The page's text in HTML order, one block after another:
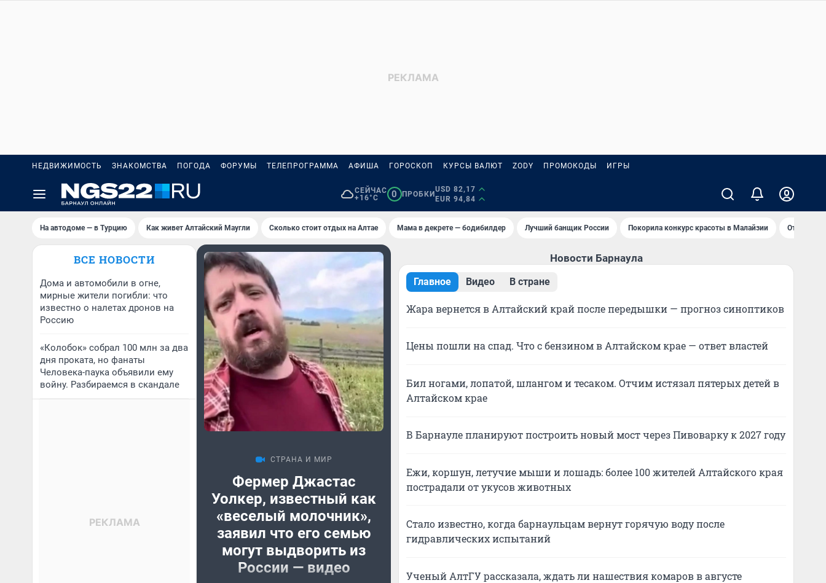
НЕДВИЖИМОСТЬ ЗНАКОМСТВА ПОГОДА ФОРУМЫ ТЕЛЕПРОГРАММА АФИША ГОРОСКОП КУРСЫ ВАЛЮТ ZODY ПРОМОКОДЫ ИГРЫ
СЕЙЧАС
+16°C
0 ПРОБКИ
USD 82,17
EUR 94,84
На автодоме — в Турцию Как живет Алтайский Маугли Сколько стоит отдых на Алтае Мама в декрете — бодибилдер Лучший банщик России Покорила конкурс красоты в Малайзии Открыл
ВСЕ НОВОСТИ
Дома и автомобили в огне,
мирные жители погибли: что
известно о налетах дронов на
Россию
«Колобок» собрал 100 млн за два
дня проката, но фанаты
Человека-паука объявили ему
войну. Разбираемся в скандале
СТРАНА И МИР
Фермер Джастас
Уолкер, известный как
«веселый молочник»,
заявил что его семью
могут выдворить из
России — видео
Новости Барнаула
Главное Видео В стране
Жара вернется в Алтайский край после передышки — прогноз синоптиков
Цены пошли на спад. Что с бензином в Алтайском крае — ответ властей
Бил ногами, лопатой, шлангом и тесаком. Отчим истязал пятерых детей в
Алтайском крае
В Барнауле планируют построить новый мост через Пивоварку к 2027 году
Ежи, коршун, летучие мыши и лошадь: более 100 жителей Алтайского края
пострадали от укусов животных
Стало известно, когда барнаульцам вернут горячую воду после
гидравлических испытаний
Ученый АлтГУ рассказала, ждать ли нашествия комаров в августе